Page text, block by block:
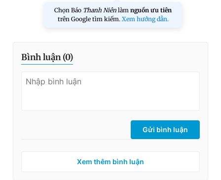
Chọn Báo Thanh Niên làm nguồn ưu tiên
trên Google tìm kiếm. Xem hướng dẫn.
Bình luận (0)
Gửi bình luận
Xem thêm bình luận